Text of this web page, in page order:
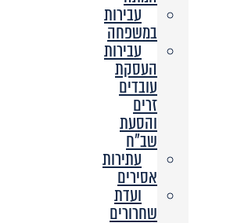
עבירות
במשפחה
עבירות
העסקת
עובדים
זרים
והסעת
שב”ח
עתירות
אסירים
ועדת
שחרורים